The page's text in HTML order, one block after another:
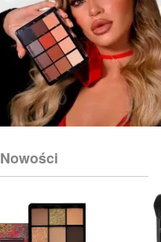
Nowości